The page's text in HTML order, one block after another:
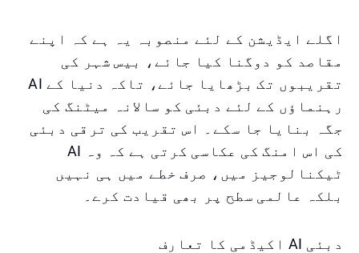
اگلے ایڈیشن کے لئے منصوبہ یہ ہے کہ اپنے
مقاصد کو دوگنا کیا جائے، بیس شہر کی
تقریبوں تک بڑھایا جائے، تاکہ دنیا کے AI
رہنماؤں کے لئے دبئی کو سالانہ میٹنگ کی
جگہ بنایا جا سکے۔ اس تقریب کی ترقی دبئی
کی اس امنگ کی عکاسی کرتی ہے کہ وہ AI
ٹیکنالوجیز میں، صرف خطے میں ہی نہیں
بلکہ عالمی سطح پر بھی قیادت کرے۔
دبئی AI اکیڈمی کا تعارف